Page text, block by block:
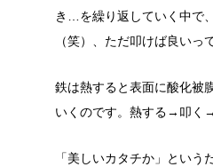
き…を繰り返していく中で
（笑）、ただ叩けば良いっ
鉄は熱すると表面に酸化被
いくのです。熱する→叩く
「美しいカタチか」とい